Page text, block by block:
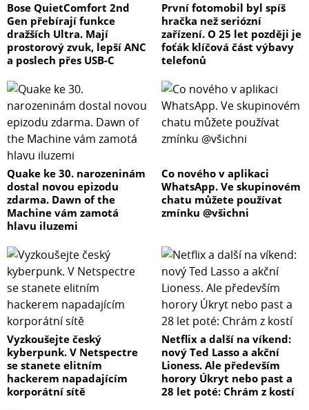
Bose QuietComfort 2nd
Gen přebírají funkce
dražších Ultra. Mají
prostorový zvuk, lepší ANC
a poslech přes USB-C
První fotomobil byl spíš
hračka než seriózní
zařízení. O 25 let později je
foťák klíčová část výbavy
telefonů
Quake ke 30. narozeninám
dostal novou epizodu
zdarma. Dawn of the
Machine vám zamotá
hlavu iluzemi
Co nového v aplikaci
WhatsApp. Ve skupinovém
chatu můžete používat
zmínku @všichni
Vyzkoušejte český
kyberpunk. V Netspectre
se stanete elitním
hackerem napadajícím
korporátní sítě
Netflix a další na víkend:
nový Ted Lasso a akční
Lioness. Ale především
horory Úkryt nebo past a
28 let poté: Chrám z kostí